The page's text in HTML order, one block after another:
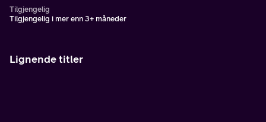
Tilgjengelig
Tilgjengelig i mer enn 3+ måneder
Lignende titler